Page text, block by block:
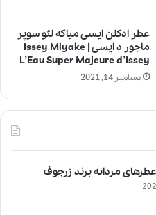
عطر ادکلن ایسی میاکه لئو سوپر
ماجور د ایسی | Issey Miyake
L’Eau Super Majeure d’Issey
دسامبر 14, 2021